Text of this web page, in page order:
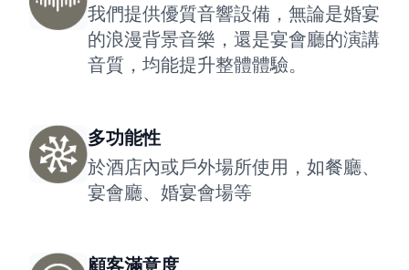
我們提供優質音響設備，無論是婚宴
的浪漫背景音樂，還是宴會廳的演講
音質，均能提升整體體驗。
多功能性
於酒店內或戶外場所使用，如餐廳、
宴會廳、婚宴會場等